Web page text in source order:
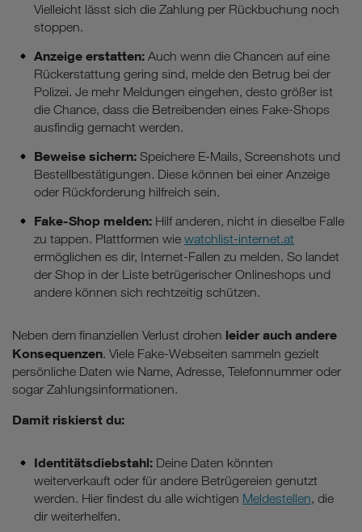
Vielleicht lässt sich die Zahlung per Rückbuchung noch
stoppen.
Anzeige erstatten: Auch wenn die Chancen auf eine
Rückerstattung gering sind, melde den Betrug bei der
Polizei. Je mehr Meldungen eingehen, desto größer ist
die Chance, dass die Betreibenden eines Fake-Shops
ausfindig gemacht werden.
Beweise sichern: Speichere E-Mails, Screenshots und
Bestellbestätigungen. Diese können bei einer Anzeige
oder Rückforderung hilfreich sein.
Fake-Shop melden: Hilf anderen, nicht in dieselbe Falle
zu tappen. Plattformen wie watchlist-internet.at
ermöglichen es dir, Internet-Fallen zu melden. So landet
der Shop in der Liste betrügerischer Onlineshops und
andere können sich rechtzeitig schützen.
Neben dem finanziellen Verlust drohen leider auch andere
Konsequenzen. Viele Fake-Webseiten sammeln gezielt
persönliche Daten wie Name, Adresse, Telefonnummer oder
sogar Zahlungsinformationen.
Damit riskierst du:
Identitätsdiebstahl: Deine Daten könnten
weiterverkauft oder für andere Betrügereien genutzt
werden. Hier findest du alle wichtigen Meldestellen, die
dir weiterhelfen.